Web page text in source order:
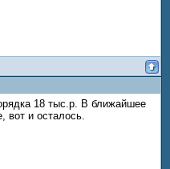
18 тыс.р. В ближайшее
вот и осталось.